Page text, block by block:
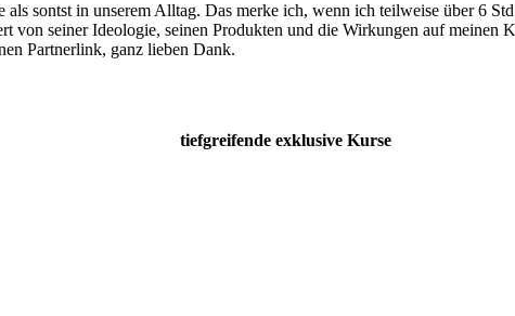
sontst in unserem Alltag. Das merke ich, wenn ich teilweise über 6
von seiner Ideologie, seinen Produkten und die Wirkungen auf meinen
Partnerlink, ganz lieben Dank.
tiefgreifende exklusive Kurse